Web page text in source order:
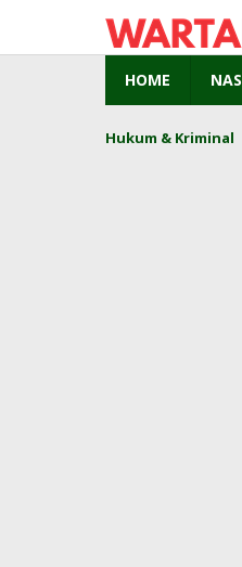
content
HOME
Hukum & Kriminal